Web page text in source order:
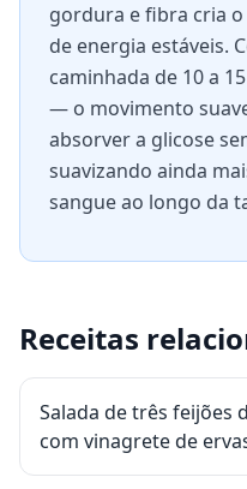
gordura e fibra cria
de energia estáveis.
caminhada de 10 a
— o movimento
absorver a glicose
suavizando ainda
sangue ao longo da
Receitas
Salada de três feijões
com vinagrete de